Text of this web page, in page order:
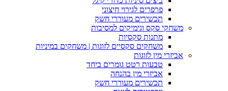
פרפרים לגירוי חיצוני
תכשירים מעוררי חשק
משחקי סקס וגימיקים למסיבות
מתנות סקסיות
משחקים סקסיים לזוגות | משחקים במיניות
אביזרי מין לזוגות
טבעות רטט גומרים ביחד
אביזרי מין בהנחה
תכשירים מעוררי חשק